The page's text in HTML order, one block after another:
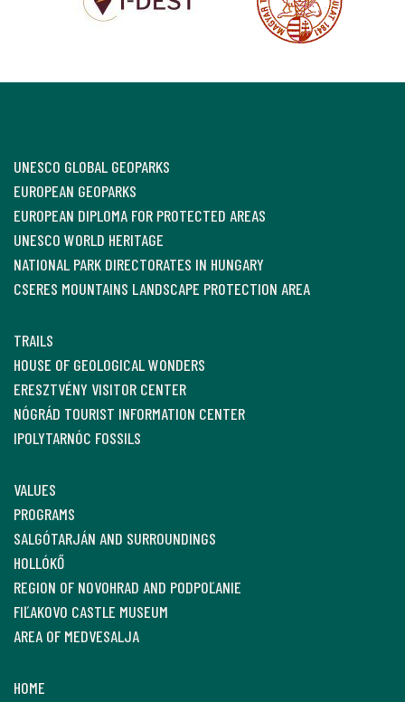
UNESCO GLOBAL GEOPARKS
EUROPEAN GEOPARKS
EUROPEAN DIPLOMA FOR PROTECTED AREAS
UNESCO WORLD HERITAGE
NATIONAL PARK DIRECTORATES IN HUNGARY
CSERES MOUNTAINS LANDSCAPE PROTECTION AREA
TRAILS
HOUSE OF GEOLOGICAL WONDERS
ERESZTVÉNY VISITOR CENTER
NÓGRÁD TOURIST INFORMATION CENTER
IPOLYTARNÓC FOSSILS
VALUES
PROGRAMS
SALGÓTARJÁN AND SURROUNDINGS
HOLLÓKŐ
REGION OF NOVOHRAD AND PODPOĽANIE
FIĽAKOVO CASTLE MUSEUM
AREA OF MEDVESALJA
HOME